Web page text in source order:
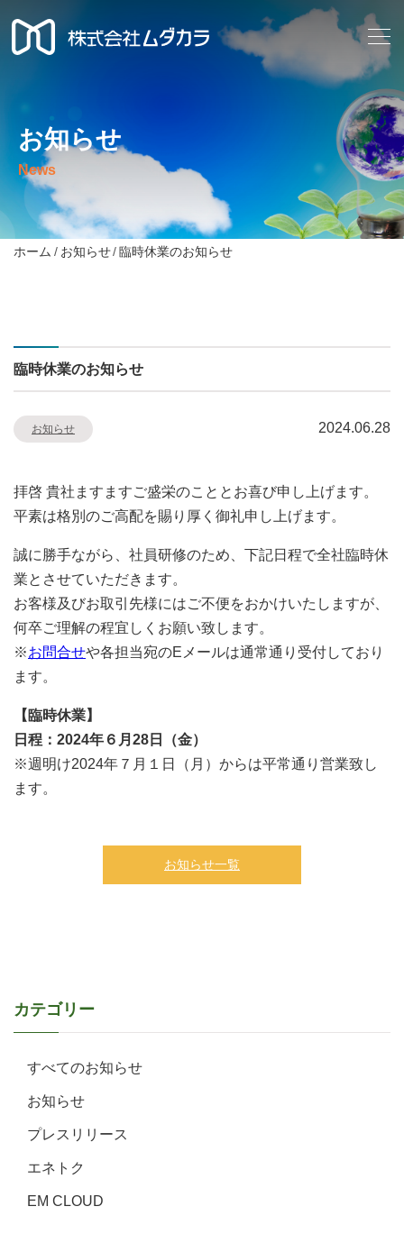
お知らせ
News
ホーム お知らせ 臨時休業のお知らせ
臨時休業のお知らせ
お知らせ 2024.06.28
拝啓 貴社ますますご盛栄のこととお喜び申し上げます。
平素は格別のご高配を賜り厚く御礼申し上げます。
誠に勝手ながら、社員研修のため、下記日程で全社臨時休
業とさせていただきます。
お客様及びお取引先様にはご不便をおかけいたしますが、
何卒ご理解の程宜しくお願い致します。
※お問合せや各担当宛のEメールは通常通り受付しており
ます。
【臨時休業】
日程：2024年６月28日（金）
※週明け2024年７月１日（月）からは平常通り営業致し
ます。
お知らせ一覧
カテゴリー
すべてのお知らせ
お知らせ
プレスリリース
エネトク
EM CLOUD